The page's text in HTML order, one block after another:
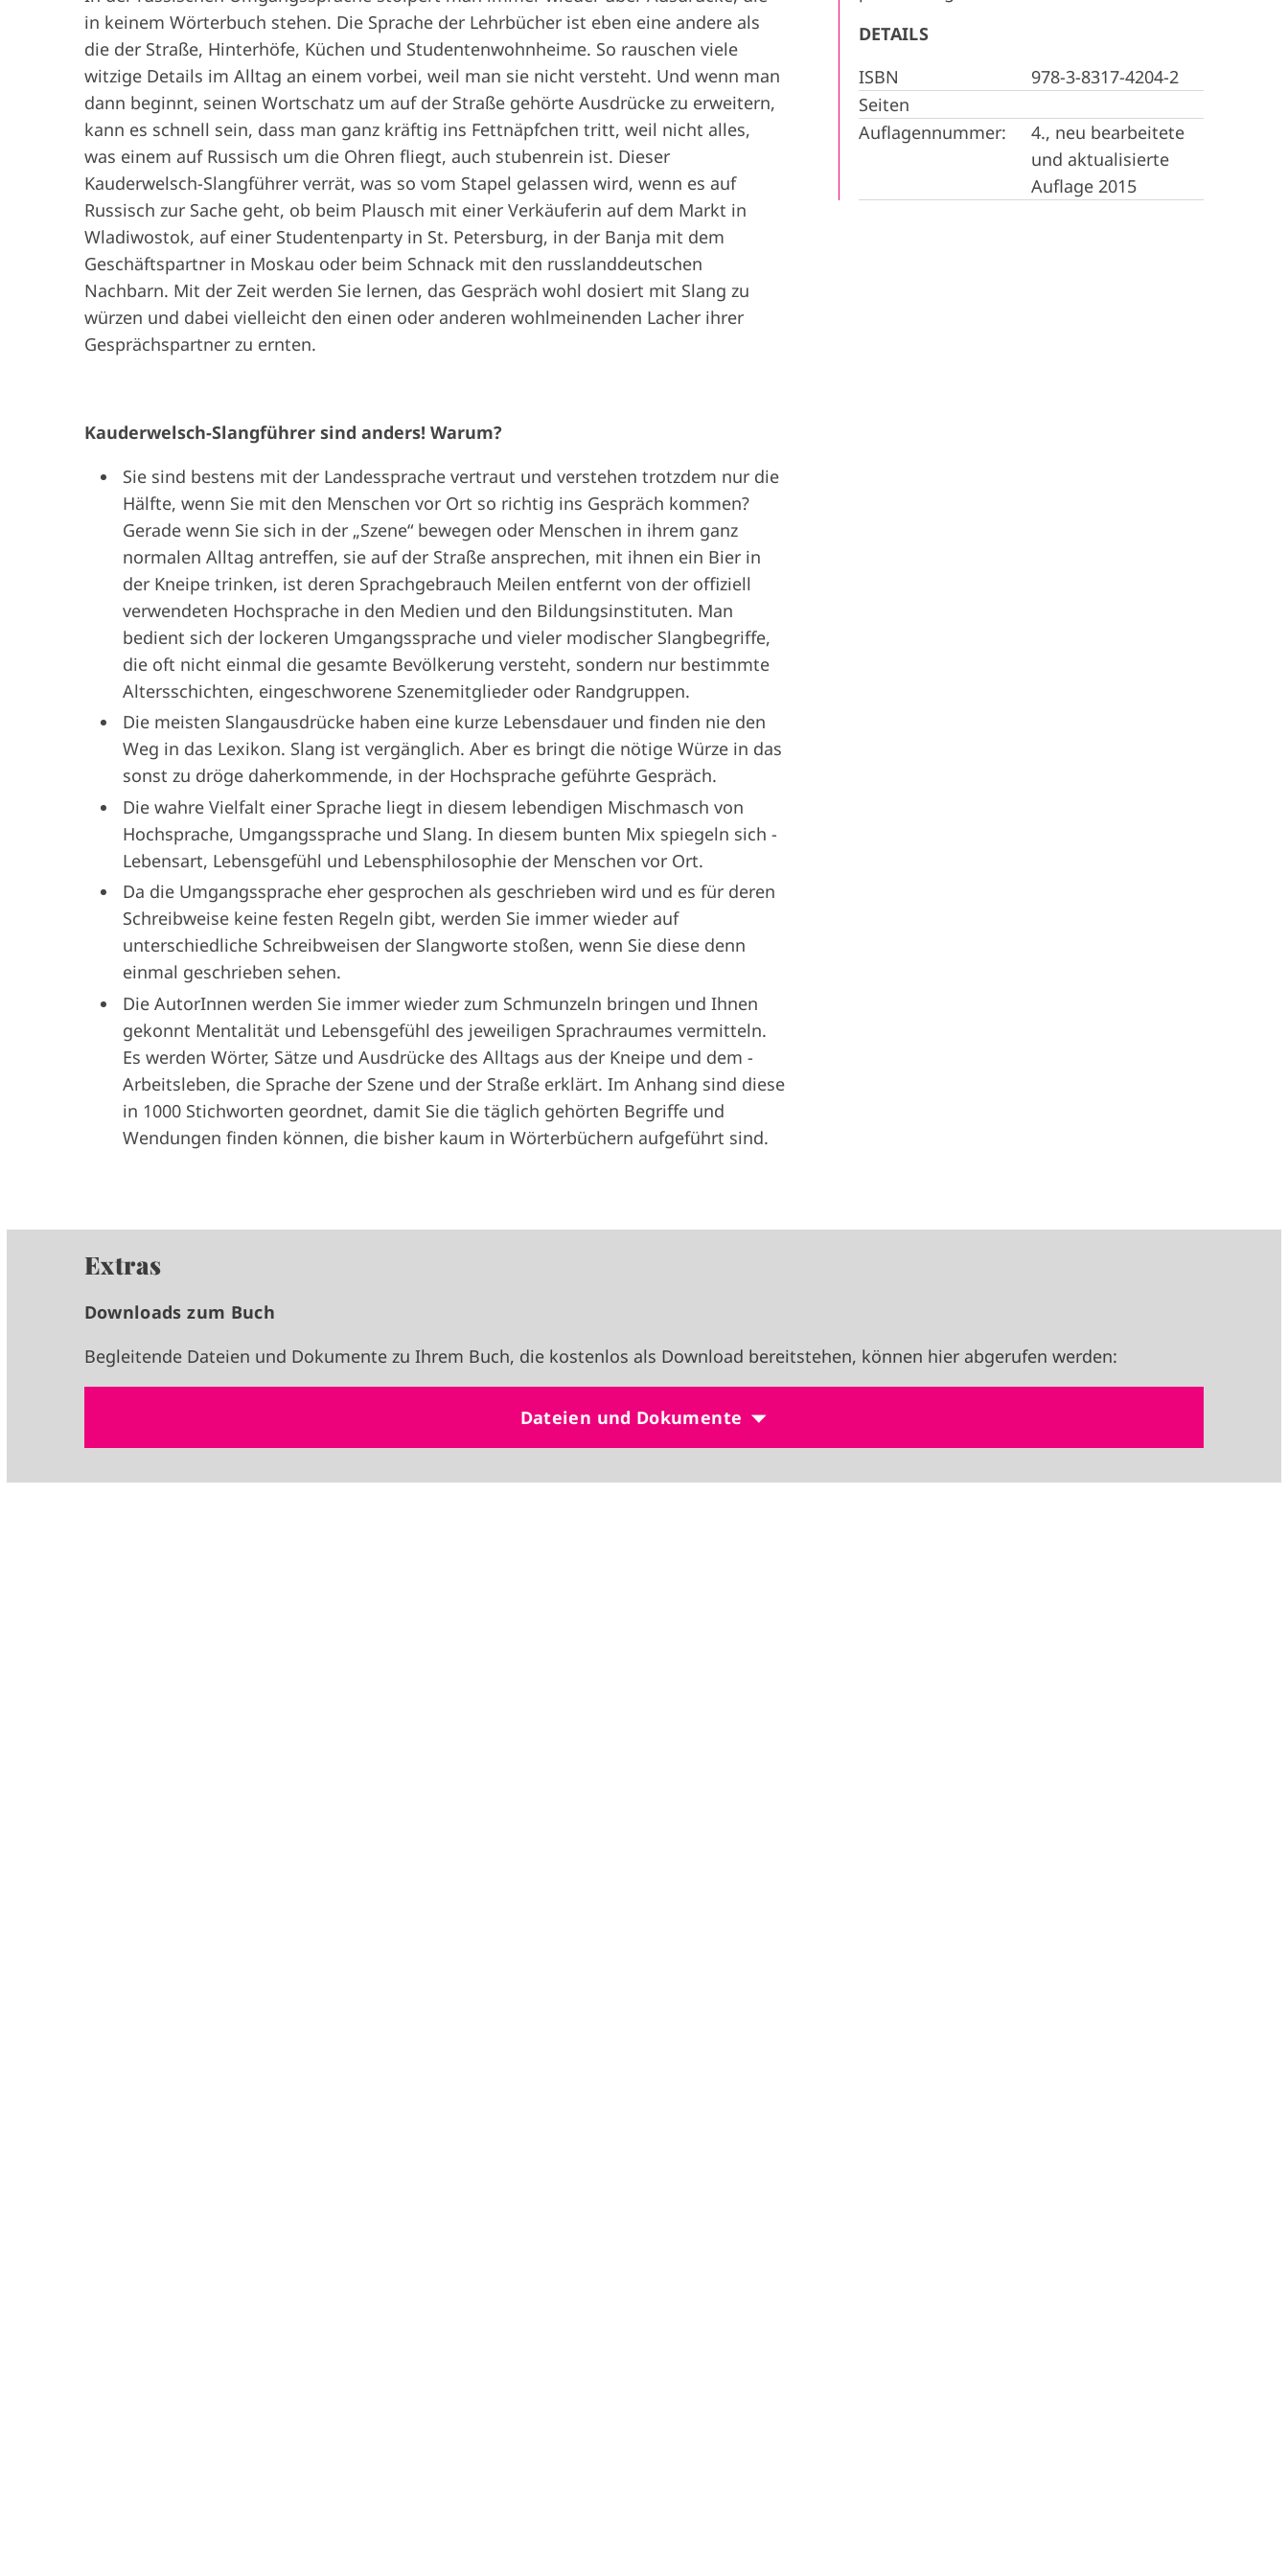
in keinem Wörterbuch stehen. Die Sprache der Lehrbücher ist eben eine andere als
die der Straße, Hinterhöfe, Küchen und Studentenwohnheime. So rauschen viele
witzige Details im Alltag an einem vorbei, weil man sie nicht versteht. Und wenn man
dann beginnt, seinen Wortschatz um auf der Straße gehörte Ausdrücke zu erweitern,
kann es schnell sein, dass man ganz kräftig ins Fettnäpfchen tritt, weil nicht alles,
was einem auf Russisch um die Ohren fliegt, auch stubenrein ist. Dieser
Kauderwelsch-Slangführer verrät, was so vom Stapel gelassen wird, wenn es auf
Russisch zur Sache geht, ob beim Plausch mit einer Verkäuferin auf dem Markt in
Wladiwostok, auf einer Studentenparty in St. Petersburg, in der Banja mit dem
Geschäftspartner in Moskau oder beim Schnack mit den russlanddeutschen
Nachbarn. Mit der Zeit werden Sie lernen, das Gespräch wohl dosiert mit Slang zu
würzen und dabei vielleicht den einen oder anderen wohlmeinenden Lacher ihrer
Gesprächspartner zu ernten.
Kauderwelsch-Slangführer sind anders! Warum?
Sie sind bestens mit der Landessprache vertraut und verstehen trotzdem nur die
­Hälf­te, wenn Sie mit den Menschen vor Ort so richtig ins Gespräch kommen?
Gerade wenn Sie sich in der „Szene“ bewegen oder Menschen in ihrem ganz
normalen Alltag antreffen, sie auf der Straße ansprechen, mit ihnen ein Bier in
der Kneipe trinken, ist deren Sprachgebrauch Meilen entfernt von der offiziell
verwendeten Hochsprache in den ­Medien und den Bildungs­instituten. Man
bedient sich der lockeren Umgangssprache und vieler ­modi­scher Slangbegriffe,
die oft nicht einmal die gesamte ­Bevölkerung versteht, sondern nur ­bestimmte
Altersschichten, eingeschworene Szenemitglieder oder Randgruppen.
Die meisten Slangausdrücke ­haben eine kurze Lebensdauer und finden nie den
Weg in das Lexikon. Slang ist vergänglich. Aber es bringt die nötige Würze in das
sonst zu dröge daherkommende, in der Hochsprache ­ge­führte Gespräch.
Die wahre Vielfalt einer Sprache liegt in diesem lebendigen Mischmasch von
Hochsprache, Umgangssprache und Slang. In diesem bunten Mix spiegeln sich ­
Lebensart, Lebens­gefühl und Lebensphilo­sophie der Menschen vor Ort.
Da die Umgangssprache eher gesprochen als geschrieben wird und es für deren
Schreib­weise keine festen Regeln gibt, werden Sie immer wieder auf
unterschiedliche Schreibweisen der Slangworte stoßen, wenn Sie ­diese denn
einmal geschrieben sehen.
Die AutorInnen werden Sie ­immer wieder zum Schmunzeln bringen und Ihnen
gekonnt Mentalität und Lebensgefühl des jeweiligen Sprachraumes vermitteln.
Es werden Wörter, Sätze und Ausdrücke des Alltags aus der Kneipe und dem ­
Arbeits­leben, die Sprache der Szene und der Straße erklärt. Im Anhang sind diese
in 1000 Stichworten geordnet, damit Sie die täglich gehörten Begriffe und
Wendungen finden können, die bisher kaum in Wörterbüchern aufgeführt sind.
DETAILS
ISBN
978-3-8317-4204-2
Seiten
Auflagennummer:
4., neu bearbeitete
und aktualisierte
Auflage 2015
Extras
Downloads zum Buch
Begleitende Dateien und Dokumente zu Ihrem Buch, die kostenlos als Download bereitstehen, können hier abgerufen werden:
Dateien und Dokumente